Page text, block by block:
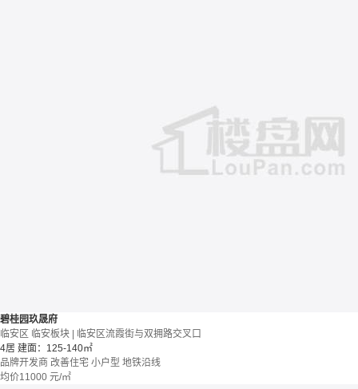
碧桂园玖晟府
临安区 临安板块 | 临安区流霞街与双拥路交叉口
4居 建面：125-140㎡
品牌开发商 改善住宅 小户型 地铁沿线
均价11000 元/㎡